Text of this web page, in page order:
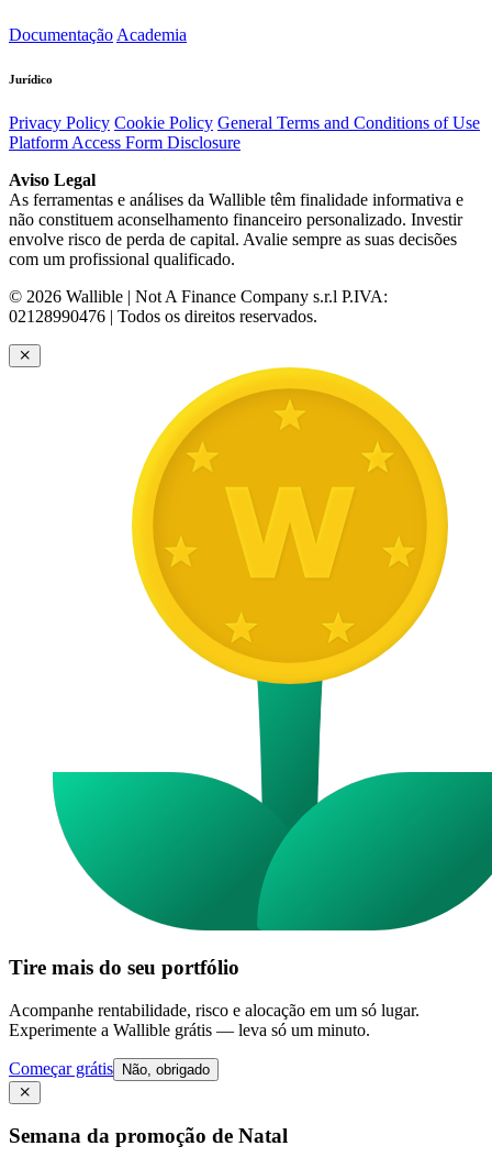
Documentação Academia
Jurídico
Privacy Policy Cookie Policy General Terms and Conditions of Use
Platform Access Form Disclosure
Aviso Legal
As ferramentas e análises da Wallible têm finalidade informativa e
não constituem aconselhamento financeiro personalizado. Investir
envolve risco de perda de capital. Avalie sempre as suas decisões
com um profissional qualificado.
© 2026 Wallible | Not A Finance Company s.r.l P.IVA:
02128990476 | Todos os direitos reservados.
Tire mais do seu portfólio
Acompanhe rentabilidade, risco e alocação em um só lugar.
Experimente a Wallible grátis — leva só um minuto.
Começar grátis Não, obrigado
Semana da promoção de Natal